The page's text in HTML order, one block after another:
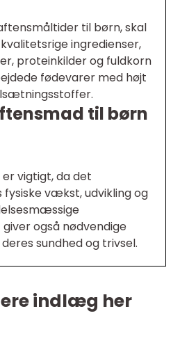
til børn, skal
ingredienser,
proteinkilder og fuldkorn
fødevarer med højt
til børn
vigtigt, da det
vækst, udvikling og
også nødvendige
sundhed og trivsel.
indlæg her